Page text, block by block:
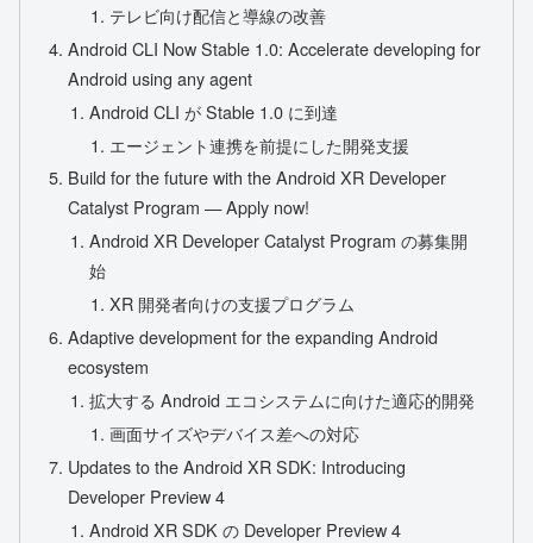
テレビ向け配信と導線の改善
Android CLI Now Stable 1.0: Accelerate developing for
Android using any agent
Android CLI が Stable 1.0 に到達
エージェント連携を前提にした開発支援
Build for the future with the Android XR Developer
Catalyst Program — Apply now!
Android XR Developer Catalyst Program の募集開
始
XR 開発者向けの支援プログラム
Adaptive development for the expanding Android
ecosystem
拡大する Android エコシステムに向けた適応的開発
画面サイズやデバイス差への対応
Updates to the Android XR SDK: Introducing
Developer Preview 4
Android XR SDK の Developer Preview 4